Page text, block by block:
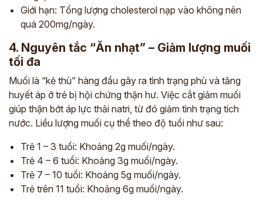
Giới hạn: Tổng lượng cholesterol nạp vào không nên
quá 200mg/ngày.
4. Nguyên tắc “Ăn nhạt” – Giảm lượng muối
tối đa
Muối là “kẻ thù” hàng đầu gây ra tình trạng phù và tăng
huyết áp ở trẻ bị hội chứng thận hư. Việc cắt giảm muối
giúp thận bớt áp lực thải natri, từ đó giảm tình trạng tích
nước. Liều lượng muối cụ thể theo độ tuổi như sau:
Trẻ 1 – 3 tuổi: Khoảng 2g muối/ngày.
Trẻ 4 – 6 tuổi: Khoảng 3g muối/ngày.
Trẻ 7 – 10 tuổi: Khoảng 5g muối/ngày.
Trẻ trên 11 tuổi: Khoảng 6g muối/ngày.